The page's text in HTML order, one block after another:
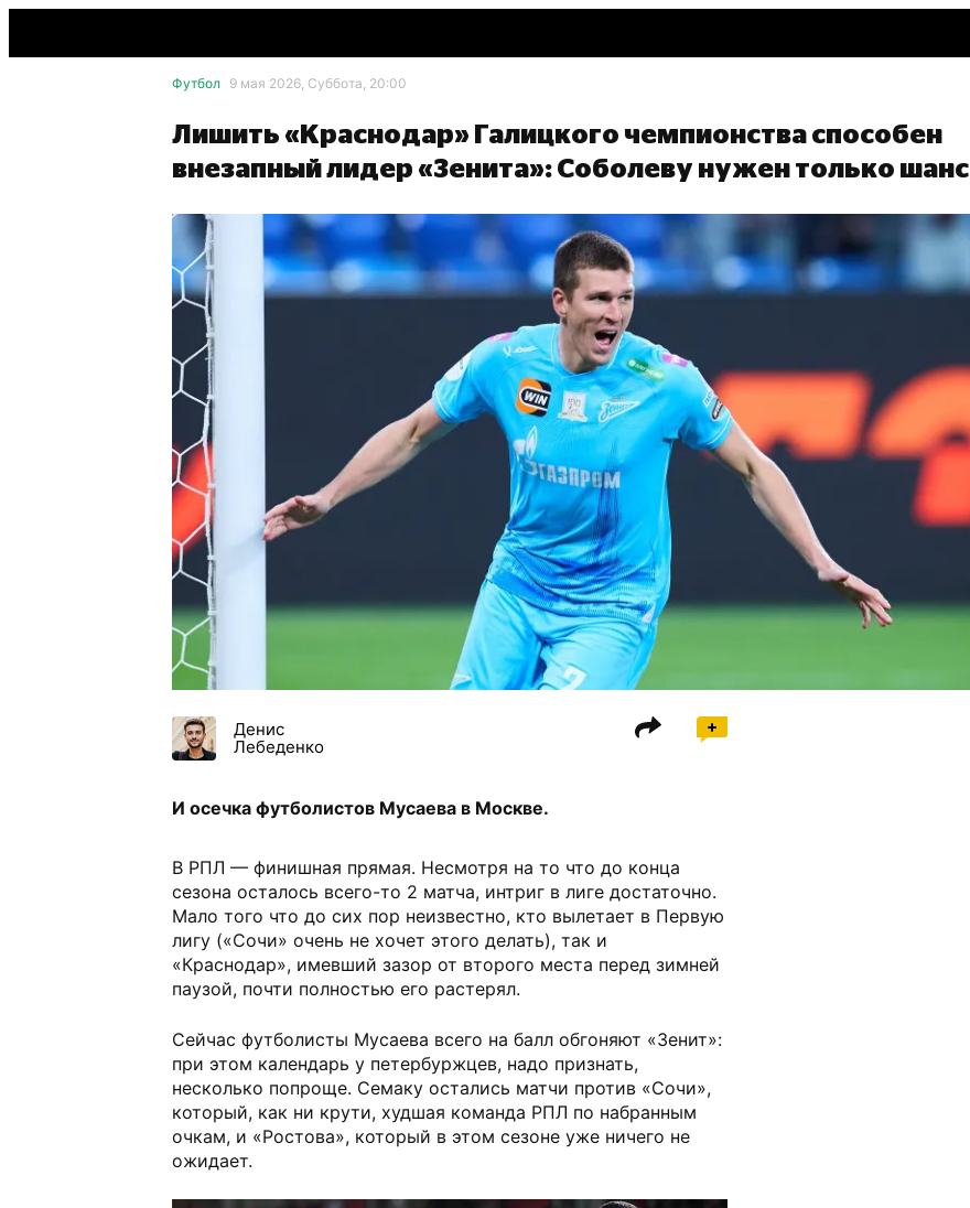
Футбол 9 мая 2026, Суббота, 20:00
Лишить «Краснодар» Галицкого чемпионства способен
внезапный лидер «Зенита»: Соболеву нужен только шанс
Денис
Лебеденко
И осечка футболистов Мусаева в Москве.
В РПЛ — финишная прямая. Несмотря на то что до конца
сезона осталось всего-то 2 матча, интриг в лиге достаточно.
Мало того что до сих пор неизвестно, кто вылетает в Первую
лигу («Сочи» очень не хочет этого делать), так и
«Краснодар», имевший зазор от второго места перед зимней
паузой, почти полностью его растерял.
Сейчас футболисты Мусаева всего на балл обгоняют «Зенит»:
при этом календарь у петербуржцев, надо признать,
несколько попроще. Семаку остались матчи против «Сочи»,
который, как ни крути, худшая команда РПЛ по набранным
очкам, и «Ростова», который в этом сезоне уже ничего не
ожидает.